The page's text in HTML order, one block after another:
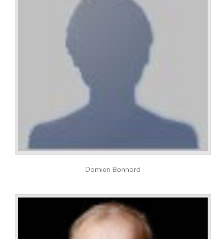
Damien Bonnard